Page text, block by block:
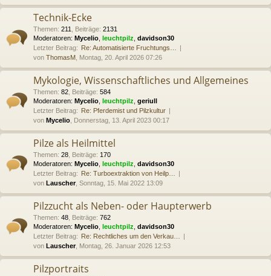
Technik-Ecke
Themen: 211 Beiträge: 2131
Moderatoren: Mycelio leuchtpilz davidson30
Letzter Beitrag: Re: Automatisierte Fruchtungs…
von ThomasM , Montag, 20. April 2026 07:26
Mykologie, Wissenschaftliches und Allgemeines
Themen: 82 Beiträge: 584
Moderatoren: Mycelio leuchtpilz geriull
Letzter Beitrag: Re: Pferdemist und Pilzkultur
von Mycelio , Donnerstag, 13. April 2023 00:17
Pilze als Heilmittel
Themen: 28 Beiträge: 170
Moderatoren: Mycelio leuchtpilz davidson30
Letzter Beitrag: Re: Turboextraktion von Heilp…
von Lauscher, Sonntag, 15. Mai 2022 13:09
Pilzzucht als Neben- oder Haupterwerb
Themen: 48 Beiträge: 762
Moderatoren: Mycelio leuchtpilz davidson30
Letzter Beitrag: Re: Rechtliches um den Verkau…
von Lauscher, Montag, 26. Januar 2026 12:53
Pilzportraits